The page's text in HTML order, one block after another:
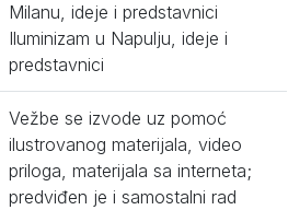
Milanu, ideje i predstavnici
Iluminizam u Napulju, ideje i
predstavnici
Vežbe se izvode uz pomoć
ilustrovanog materijala, video
priloga, materijala sa interneta;
predviđen je i samostalni rad